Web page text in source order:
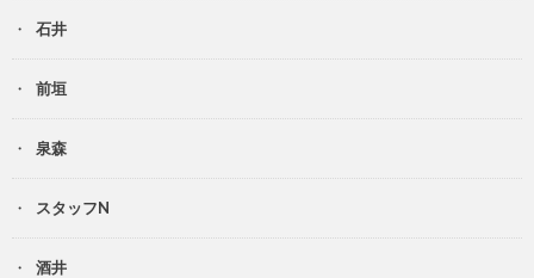
石井
前垣
泉森
スタッフN
酒井